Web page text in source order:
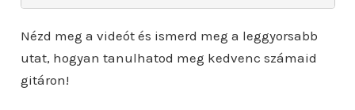
Nézd meg a videót és ismerd meg a leggyorsabb
utat, hogyan tanulhatod meg kedvenc számaid
gitáron!